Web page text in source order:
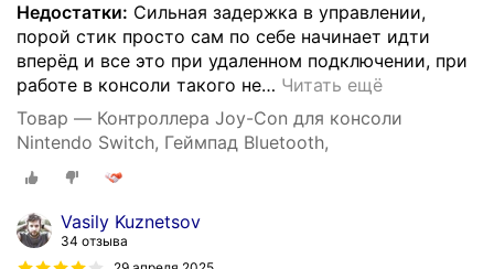
Недостатки: Сильная задержка в управлении,
порой стик просто сам по себе начинает идти
вперёд и все это при удаленном подключении, при
работе в консоли такого не… Читать ещё
Товар — Контроллера Joy-Con для консоли
Nintendo Switch, Геймпад Bluetooth,
Vasily Kuznetsov
34 отзыва